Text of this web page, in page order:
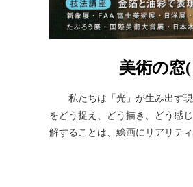
美術の窓
私たちは「光」が生み出す
をどう捉え、どう描き、どう感
解することは、絵画にリアリテ